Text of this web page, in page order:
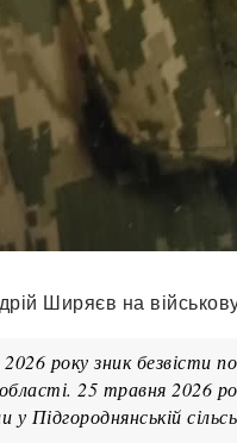
Ширяєв на
2026 року зник безвісти
25 травня 2026
у Підгороднянській